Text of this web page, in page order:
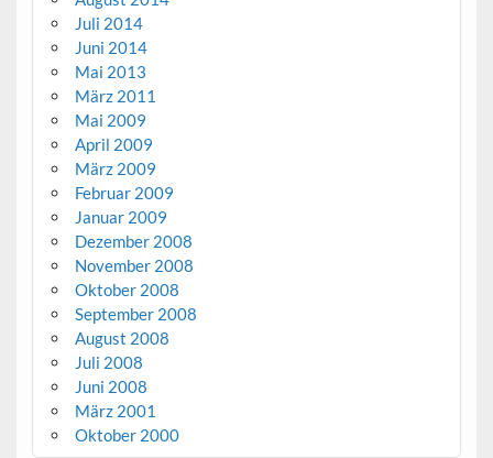
Juli 2014
Juni 2014
Mai 2013
März 2011
Mai 2009
April 2009
März 2009
Februar 2009
Januar 2009
Dezember 2008
November 2008
Oktober 2008
September 2008
August 2008
Juli 2008
Juni 2008
März 2001
Oktober 2000